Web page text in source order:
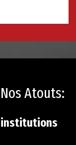
Atouts:
institutions